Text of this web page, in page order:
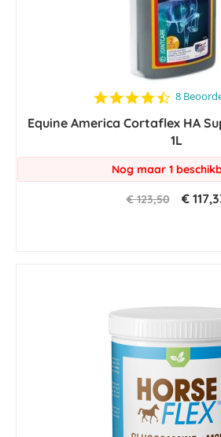
4.5
rating
8
Equine America Cortaflex HA
1L
Nog maar 1
€ 123,50 €